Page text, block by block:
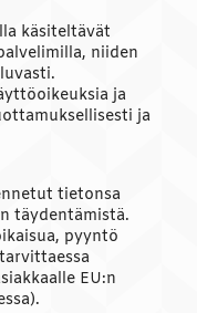
käsiteltävät
niiden
ja
ja
tietonsa
täydentämistä.
pyyntö
EU:n